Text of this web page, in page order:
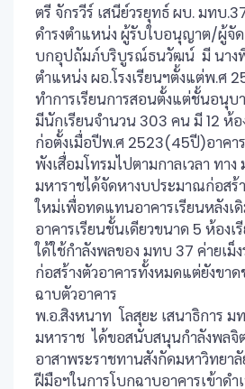
ตรี จักรวีร์ เสนีย์วรยุทธ์ ผบ. มทบ
ดำรงตำแหน่ง ผู้รับใบอนุญาต/ผู้จัด
บกอุปถัมภ์บริบูรณ์ธนวัฒน์ มี นางพิ
ตำแหน่ง ผอ.โรงเรียนฯตั้งแต่พ.ศ
ทำการเรียนการสอนตั้งแต่ชั้นอนุบ
มีนักเรียนจำนวน 303 คน มี 12 ห้อ
ก่อตั้งเมื่อปีพ.ศ 2523(45ปี)อาคา
พังเสื่อมโทรมไปตามกาลเวลา ทาง
มหาราชได้จัดหางบประมาณก่อสร้
ใหม่เพื่อทดแทนอาคารเรียนหลังเ
อาคารเรียนชั้นเดียวขนาด 5 ห้องเ
ใด้ใช้กำลังพลของ มทบ 37 ค่ายเม็
ก่อสร้างตัวอาคารทั้งหมดแต่ยังขา
ฉาบตัวอาคาร
พ.อ.สิงหนาท โลสุยะ เสนาธิการ ม
มหาราช ได้ขอสนับสนุนกำลังพลจิ
อาสาพระราชทานสังกัดมหาวิทยาลั
ฝีมือฯในการโบกฉาบอาคารเข้าดำ